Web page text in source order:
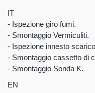
IT
- Ispezione giro fumi.
- Smontaggio Vermiculiti.
- Ispezione innesto
- Smontaggio cassetto di
- Smontaggio Sonda K.
EN